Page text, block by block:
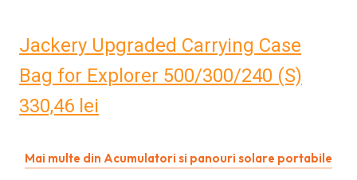
Jackery Upgraded Carrying Case
Bag for Explorer 500/300/240 (S)
330,46 lei
Mai multe din Acumulatori si panouri solare portabile